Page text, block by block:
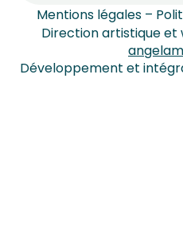
Mentions légales –
Direction artistique et
Développement et